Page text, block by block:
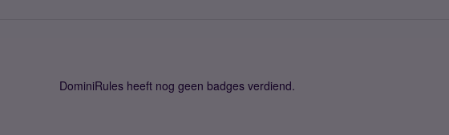
DominiRules heeft nog geen badges verdiend.